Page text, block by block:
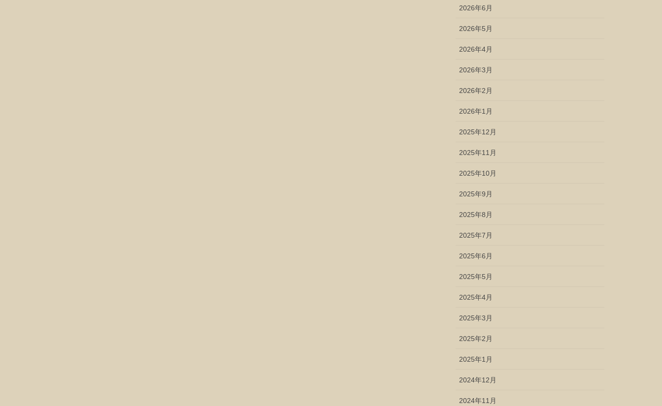
2026年6月
2026年5月
2026年4月
2026年3月
2026年2月
2026年1月
2025年12月
2025年11月
2025年10月
2025年9月
2025年8月
2025年7月
2025年6月
2025年5月
2025年4月
2025年3月
2025年2月
2025年1月
2024年12月
2024年11月